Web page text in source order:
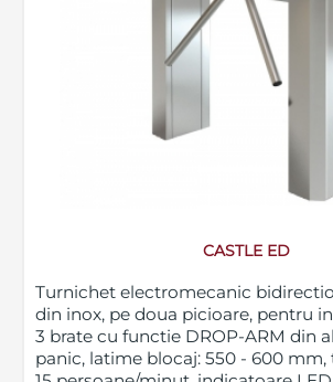
CASTLE ED
Turnichet electromecanic
din inox, pe doua picioare, pentru
3 brate cu functie DROP-ARM din
panic, latime blocaj: 550 - 600 mm,